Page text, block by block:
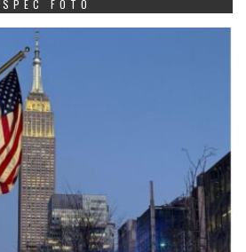
SPEC FOTO